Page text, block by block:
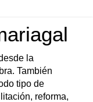
la
También
tipo de
reforma,